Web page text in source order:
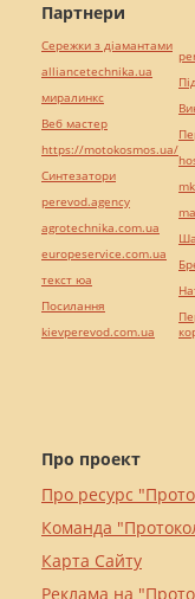
Про проект
Про ресурс
Команда
Карта Сайту
Реклама на
Партнери
Сережки з діамантами
alliancetechnika.ua
миралинкс
Веб мастер
https://motokosmos.ua/
Синтезатори
perevod.agency
agrotechnika.com.ua
europeservice.com.ua
текст юа
Посилання
kievperevod.com.ua